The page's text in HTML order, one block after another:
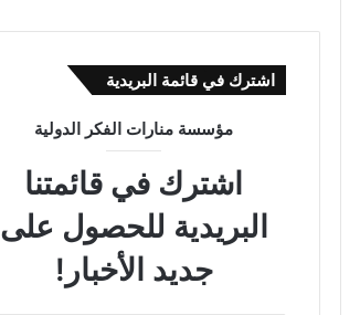
اشترك في قائمة البريدية
مؤسسة منارات الفكر الدولية
اشترك في قائمتنا
البريدية للحصول على
جديد الأخبار!